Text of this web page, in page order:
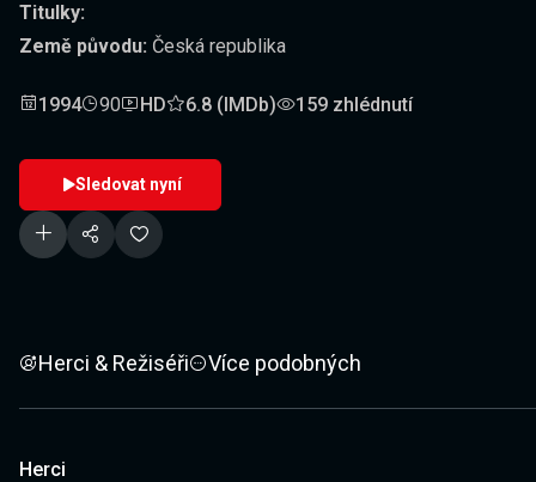
Titulky:
Země původu: Česká republika
1994 90 HD 6.8 (IMDb) 159 zhlédnutí
Sledovat nyní
Herci & Režiséři Více podobných
Herci